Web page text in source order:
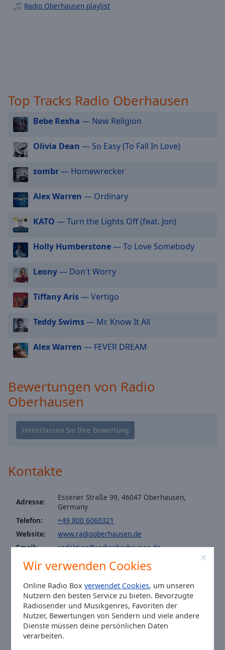
Wir verwenden Cookies
Online Radio Boxverwendet Cookies, um unseren
Nutzern den besten Service zu bieten. Bevorzugte
Radiosender und Musikgenres, Favoriten der
Nutzer, Bewertungen von Sendern und viele andere
Dienste müssen deine persönlichen Daten
verarbeiten.
Audio
modal
window.
Beginning
dialog
window.
cancel
and
close
window.
Text
Opacity
Text
Background
Opacity
Caption
Area
Font
Family
Radio Oberhausen - Rock Classic
Radio Oberhausen playlist
Top Tracks Radio Oberhausen
Bebe Rexha — New Religion
Olivia Dean — So Easy (To Fall In Love)
sombr— Homewrecker
Alex Warren — Ordinary
KATO — Turn the Lights Off (feat. Jon)
Holly Humberstone— To Love Somebody
Leony— Don't Worry
Tiffany Aris— Vertigo
Teddy Swims— Mr. Know It All
Alex Warren — FEVER DREAM
Bewertungen von Radio
Oberhausen
Kontakte
Adresse:
Essener Straße 99, 46047 Oberhausen,
Germany
Telefon:
+49 800 6060321
Website:
www.radiooberhausen.de
Email:
redaktion@radiooberhausen.de
WhatsApp:
+08006060321
Instagram: @radio_oberhausen
Ortszeit in Oberhausen:13:26,08.10.2026